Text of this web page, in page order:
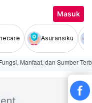
Masuk
Asuransiku
Manfaat, dan Sumber